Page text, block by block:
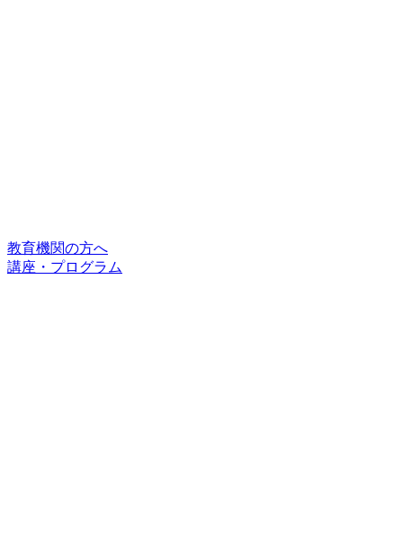
教育機関の方へ
講座・プログラム